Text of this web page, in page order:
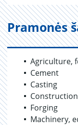
Pramonės
Agriculture,
Cement
Casting
Construction
Forging
Machinery,